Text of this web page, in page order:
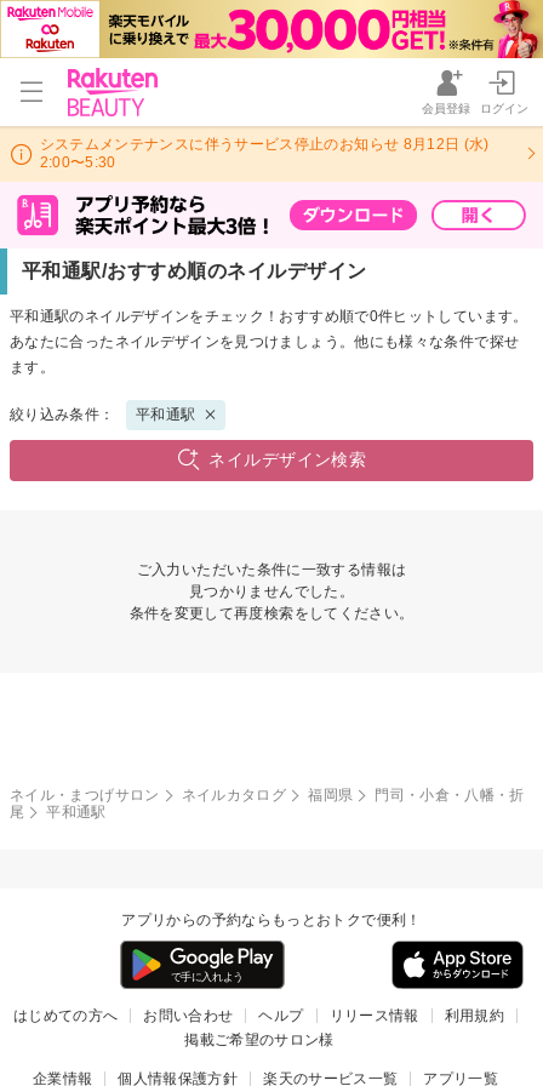
会員登録 ログイン
システムメンテナンスに伴うサービス停止のお知らせ 8月12日 (水)
2:00〜5:30
平和通駅/おすすめ順のネイルデザイン
平和通駅のネイルデザインをチェック！おすすめ順で0件ヒットしています。
あなたに合ったネイルデザインを見つけましょう。他にも様々な条件で探せ
ます。
絞り込み条件： 平和通駅
ネイルデザイン検索
ご入力いただいた条件に一致する情報は
見つかりませんでした。
条件を変更して再度検索をしてください。
ネイル・まつげサロン ネイルカタログ 福岡県
門司・小倉・八幡・折
尾
平和通駅
アプリからの予約ならもっとおトクで便利！
はじめての方へ お問い合わせ ヘルプ リリース情報
利用規約
掲載ご希望のサロン様
企業情報 個人情報保護方針 楽天のサービス一覧 アプリ一覧